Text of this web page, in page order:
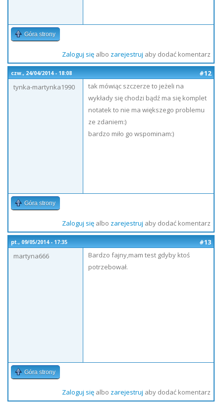
Góra strony
Zaloguj sięalbo zarejestruj aby dodać komentarz
czw., 24/04/2014 - 18:08
#12
tynka-martynka1990
tak mówiąc szczerze to jeżeli na
wykłady się chodzi bądź ma się komplet
notatek to nie ma większego problemu
ze zdaniem:)
bardzo miło go wspominam:)
Góra strony
Zaloguj sięalbo zarejestruj aby dodać komentarz
pt., 09/05/2014 - 17:35
#13
martyna666
Bardzo fajny,mam test gdyby ktoś
potrzebował.
Góra strony
Zaloguj sięalbo zarejestruj aby dodać komentarz